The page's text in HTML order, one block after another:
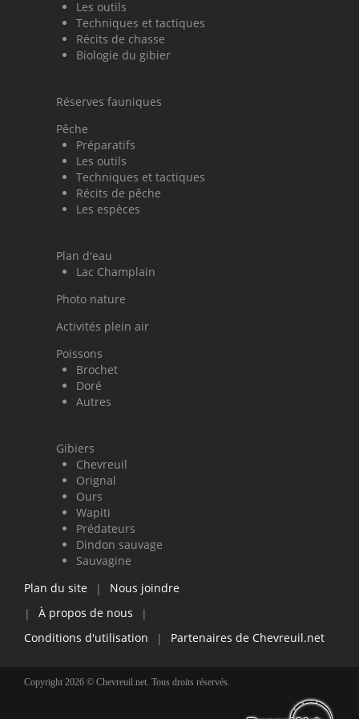
Les outils
Techniques et tactiques
Récits de chasse
Biologie du gibier
Réserves fauniques
Pêche
Préparatifs
Les outils
Techniques et tactiques
Récits de pêche
Les espèces
Plan d'eau
Lac Champlain
Photo nature
Activités plein air
Poissons
Brochet
Doré
Autres
Gibiers
Chevreuil
Orignal
Ours
Wapiti
Prédateurs
Dindon sauvage
Sauvagine
Plan du site
|
Nous joindre
|
À propos de nous
|
Conditions d'utilisation
| Partenaires de Chevreuil.net
Copyright 2026 © Chevreuil.net. Tous droits réservés.